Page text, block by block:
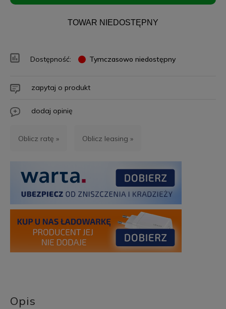
TOWAR NIEDOSTĘPNY
Dostępność: Tymczasowo niedostępny
zapytaj o produkt
dodaj opinię
Oblicz ratę » Oblicz leasing »
Opis